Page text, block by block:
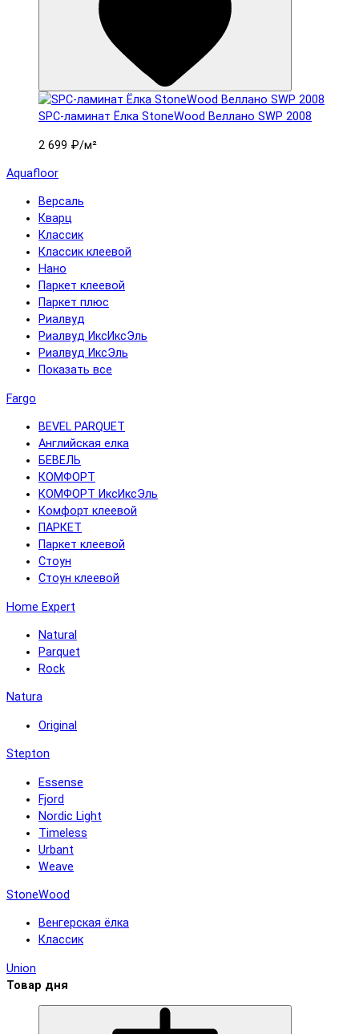
SPC-ламинат Ëлка StoneWood Веллано SWP 2008
2 699 ₽/м²
Aquafloor
Версаль
Кварц
Классик
Классик клеевой
Нано
Паркет клеевой
Паркет плюс
Риалвуд
Риалвуд ИксИксЭль
Риалвуд ИксЭль
Показать все
Fargo
BEVEL PARQUET
Английская елка
БЕВЕЛЬ
КОМФОРТ
КОМФОРТ ИксИксЭль
Комфорт клеевой
ПАРКЕТ
Паркет клеевой
Стоун
Стоун клеевой
Home Expert
Natural
Parquet
Rock
Natura
Original
Stepton
Essense
Fjord
Nordic Light
Timeless
Urbant
Weave
StoneWood
Венгерская ёлка
Классик
Union
Товар дня